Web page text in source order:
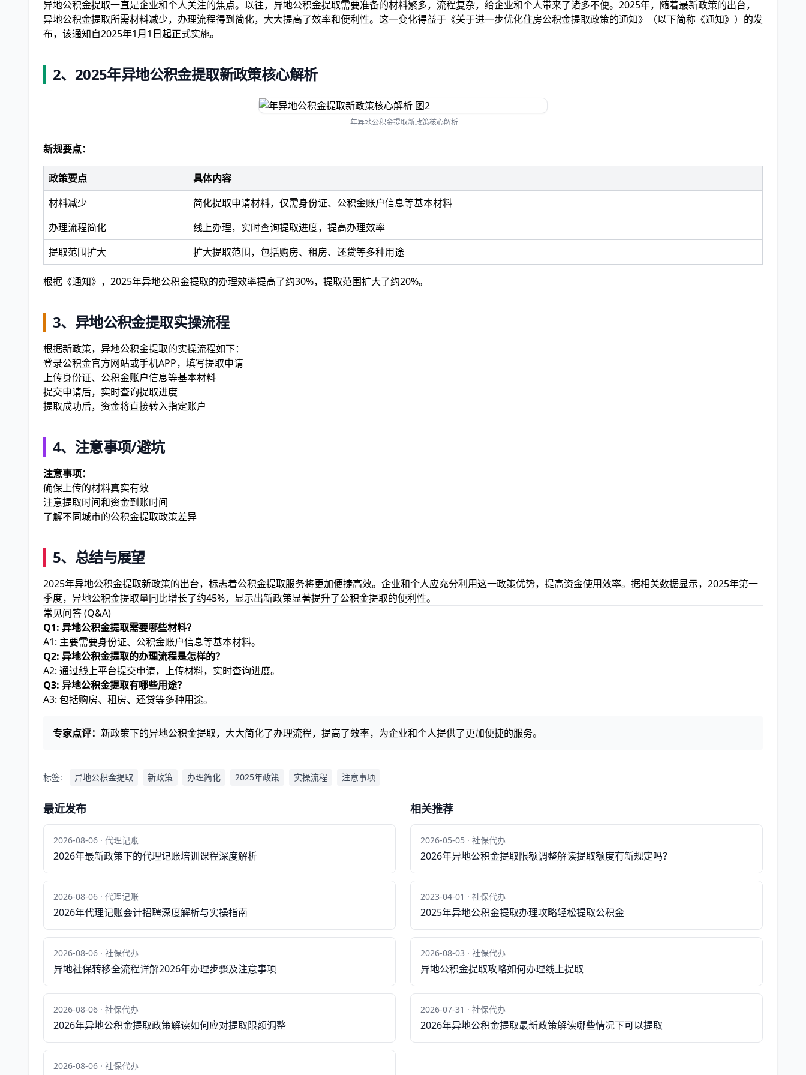
异地公积金提取一直是企业和个人关注的焦点。以往，异地公积金提取需要准备的材料繁多，流程复杂，给企业和个人带来了诸多不便。2025年，随着最新政策的出台，
异地公积金提取所需材料减少，办理流程得到简化，大大提高了效率和便利性。这一变化得益于《关于进一步优化住房公积金提取政策的通知》（以下简称《通知》）的发
布，该通知自2025年1月1日起正式实施。
2、2025年异地公积金提取新政策核心解析
年异地公积金提取新政策核心解析
新规要点：
政策要点
具体内容
材料减少
简化提取申请材料，仅需身份证、公积金账户信息等基本材料
办理流程简化
线上办理，实时查询提取进度，提高办理效率
提取范围扩大
扩大提取范围，包括购房、租房、还贷等多种用途
根据《通知》，2025年异地公积金提取的办理效率提高了约30%，提取范围扩大了约20%。
3、异地公积金提取实操流程
根据新政策，异地公积金提取的实操流程如下：
登录公积金官方网站或手机APP，填写提取申请
上传身份证、公积金账户信息等基本材料
提交申请后，实时查询提取进度
提取成功后，资金将直接转入指定账户
4、注意事项/避坑
注意事项：
确保上传的材料真实有效
注意提取时间和资金到账时间
了解不同城市的公积金提取政策差异
5、总结与展望
2025年异地公积金提取新政策的出台，标志着公积金提取服务将更加便捷高效。企业和个人应充分利用这一政策优势，提高资金使用效率。据相关数据显示，2025年第一
季度，异地公积金提取量同比增长了约45%，显示出新政策显著提升了公积金提取的便利性。
常见问答 (Q&A)
Q1: 异地公积金提取需要哪些材料？
A1: 主要需要身份证、公积金账户信息等基本材料。
Q2: 异地公积金提取的办理流程是怎样的？
A2: 通过线上平台提交申请，上传材料，实时查询进度。
Q3: 异地公积金提取有哪些用途？
A3: 包括购房、租房、还贷等多种用途。
专家点评： 新政策下的异地公积金提取，大大简化了办理流程，提高了效率，为企业和个人提供了更加便捷的服务。
标签: 异地公积金提取 新政策 办理简化 2025年政策 实操流程 注意事项
最近发布
2026-08-06 · 代理记账
2026年最新政策下的代理记账培训课程深度解析
2026-08-06 · 代理记账
2026年代理记账会计招聘深度解析与实操指南
2026-08-06 · 社保代办
异地社保转移全流程详解2026年办理步骤及注意事项
2026-08-06 · 社保代办
2026年异地公积金提取政策解读如何应对提取限额调整
2026-08-06 · 社保代办
相关推荐
2026-05-05 · 社保代办
2026年异地公积金提取限额调整解读提取额度有新规定吗？
2023-04-01 · 社保代办
2025年异地公积金提取办理攻略轻松提取公积金
2026-08-03 · 社保代办
异地公积金提取攻略如何办理线上提取
2026-07-31 · 社保代办
2026年异地公积金提取最新政策解读哪些情况下可以提取